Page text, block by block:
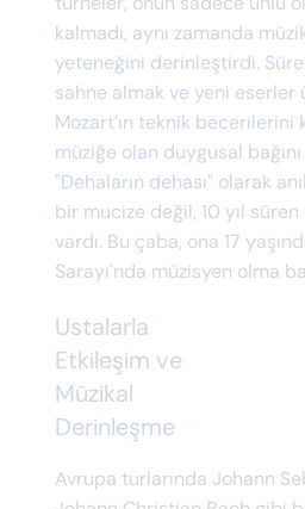
kalmadı, aynı zamanda
yeteneğini derinleştirdi.
sahne almak ve yeni eserler
Mozart’ın teknik
müziğe olan duygusal
"Dehaların dehası" olarak
bir mucize değil, 10 yıl
vardı. Bu çaba, ona 17
Sarayı'nda müzisyen olma
Ustalarla
Etkileşim ve
Müzikal
Derinleşme
Avrupa turlarında Johann